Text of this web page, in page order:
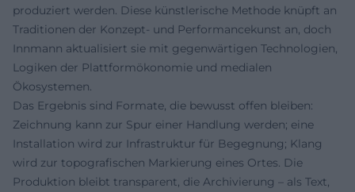
produziert werden. Diese künstlerische Methode knüpft an
Traditionen der Konzept- und Performancekunst an, doch
Innmann aktualisiert sie mit gegenwärtigen Technologien,
Logiken der Plattformökonomie und medialen
Ökosystemen.
Das Ergebnis sind Formate, die bewusst offen bleiben:
Zeichnung kann zur Spur einer Handlung werden; eine
Installation wird zur Infrastruktur für Begegnung; Klang
wird zur topografischen Markierung eines Ortes. Die
Produktion bleibt transparent, die Archivierung – als Text,